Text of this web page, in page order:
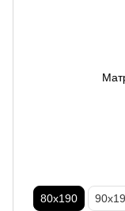
80х190